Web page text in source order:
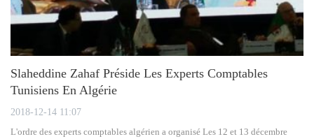
Slaheddine Zahaf Préside Les Experts Comptables
Tunisiens En Algérie
2018-12-14 11:07
L'ordre des experts comptables algérien a organisé Les 12 et 13 décembre